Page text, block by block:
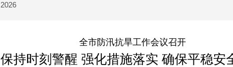
2026
全市防汛抗旱工作会议召开
保持时刻警醒 强化措施落实 确保平稳安